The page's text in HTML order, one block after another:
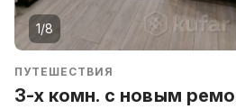
1/8
ПУТЕШЕСТВИЯ
3-х комн. с новым